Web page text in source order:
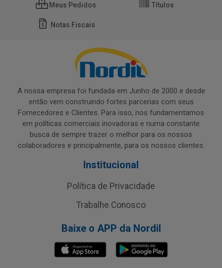
Meus Pedidos Títulos
Notas Fiscais
A nossa empresa foi fundada em Junho de 2000 e desde
então vem construindo fortes parcerias com seus
Fornecedores e Clientes. Para isso, nos fundamentamos
em políticas comerciais inovadoras e numa constante
busca de sempre trazer o melhor para os nossos
colaboradores e principalmente, para os nossos clientes.
Institucional
Política de Privacidade
Trabalhe Conosco
Baixe o APP da Nordil